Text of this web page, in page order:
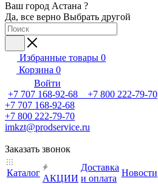
Ваш город Астана ?
Да, все верно Выбрать другой
Избранные товары 0
Корзина 0
Войти
+7 707 168-92-68 +7 800 222-79-70
+7 707 168-92-68
+7 800 222-79-70
imkzt@prodservice.ru
Заказать звонок
Каталог
АКЦИИ
Доставка
и оплата
Новости